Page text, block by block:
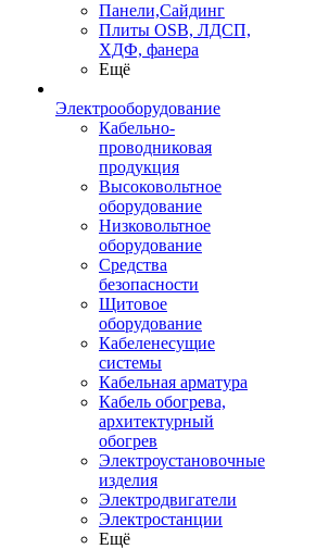
Панели,Сайдинг
Плиты OSB, ЛДСП,
ХДФ, фанера
Ещё
Электрооборудование
Кабельно-
проводниковая
продукция
Высоковольтное
оборудование
Низковольтное
оборудование
Средства
безопасности
Щитовое
оборудование
Кабеленесущие
системы
Кабельная арматура
Кабель обогрева,
архитектурный
обогрев
Электроустановочные
изделия
Электродвигатели
Электростанции
Ещё